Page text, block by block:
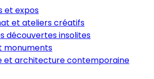
et expos
et ateliers créatifs
découvertes insolites
monuments
et architecture contemporaine